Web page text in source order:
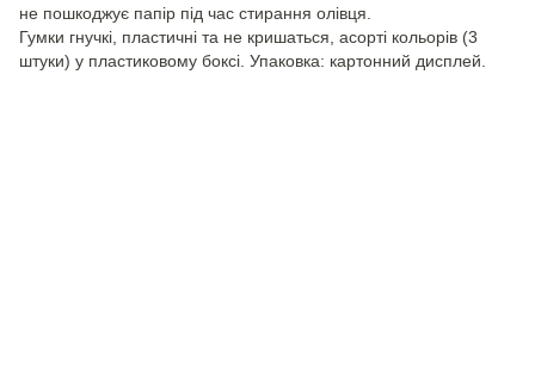
не пошкоджує папір під час стирання олівця.
Гумки гнучкі, пластичні та не кришаться, асорті кольорів (3
штуки) у пластиковому боксі. Упаковка: картонний дисплей.